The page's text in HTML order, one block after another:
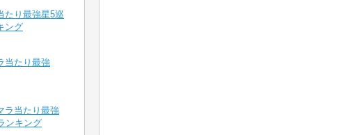
たり最強星5巡
ング
当たり最強
ラ当たり最強
ンキング